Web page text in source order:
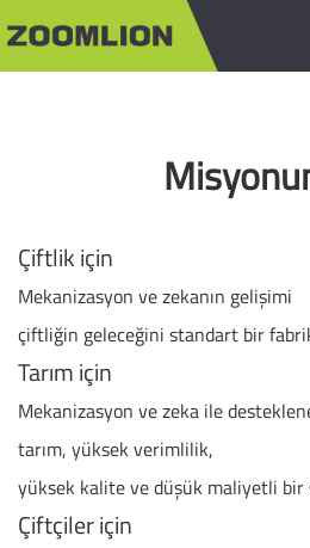
Çiftlik için
Mekanizasyon ve zekanın gelişimi
çiftliğin geleceğini standart bir
Tarım için
Mekanizasyon ve zeka ile
tarım, yüksek verimlilik,
yüksek kalite ve düşük maliyetli
Çiftçiler için